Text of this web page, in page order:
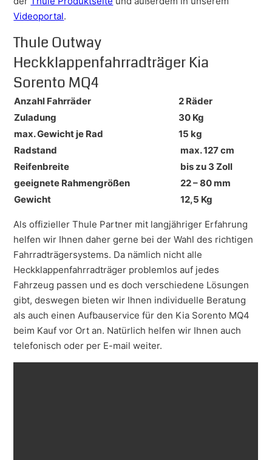
Videoportal.
Thule Outway
Heckklappenfahrradträger Kia
Sorento MQ4
Anzahl Fahrräder
2 Räder
Zuladung
30 Kg
max. Gewicht je Rad
15 kg
Radstand
max. 127 cm
Reifenbreite
bis zu 3 Zoll
geeignete Rahmengrößen
22 – 80 mm
Gewicht
12,5 Kg
Als offizieller Thule Partner mit langjähriger Erfahrung
helfen wir Ihnen daher gerne bei der Wahl des richtigen
Fahrradträgersystems. Da nämlich nicht alle
Heckklappenfahrradträger problemlos auf jedes
Fahrzeug passen und es doch verschiedene Lösungen
gibt, deswegen bieten wir Ihnen individuelle Beratung
als auch einen Aufbauservice für den Kia Sorento MQ4
beim Kauf vor Ort an. Natürlich helfen wir Ihnen auch
telefonisch oder per E-mail weiter.